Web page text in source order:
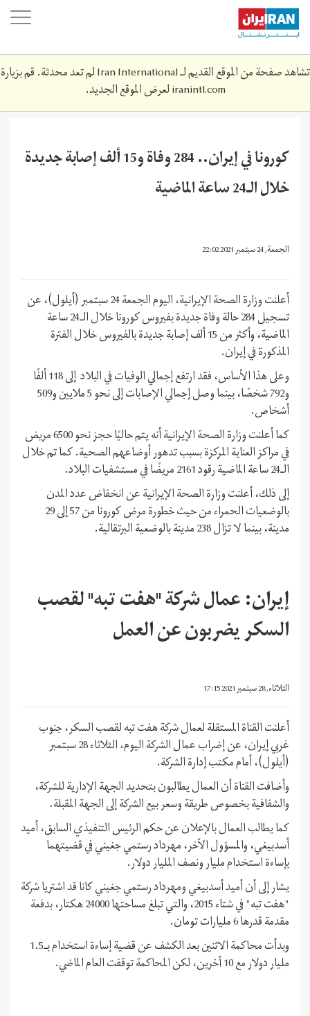
Skip
main
content
تشاهد صفحة من الموقع القديم لـ Iran International لم تعد محدثة. قم بزيارة
iranintl.comلعرض الموقع الجديد.
كورونا في إيران.. 284 وفاة و15 ألف إصابة جديدة
خلال الـ24 ساعة الماضية
الجمعة, 24 سبتمبر 2021 22:02
أعلنت وزارة الصحة الإيرانية، اليوم الجمعة 24 سبتمبر (أيلول)، عن
تسجيل 284 حالة وفاة جديدة بفيروس كورونا خلال الـ24 ساعة
الماضية، وأكثر من 15 ألف إصابة جديدة بالفيروس خلال الفترة
المذكورة في إيران.
وعلى هذا الأساس، فقد ارتفع إجمالي الوفيات في البلاد إلى 118 ألفًا
و792 شخصًا، بينما وصل إجمالي الإصابات إلى نحو 5 ملايين و509
أشخاص.
كما أعلنت وزارة الصحة الإيرانية أنه يتم حاليًا حجز نحو 6500 مريض
في مراكز العناية المركزة بسبب تدهور أوضاعهم الصحية. كما تم خلال
الـ24 ساعة الماضية رقود 2161 مريضًا في مستشفيات البلاد.
إلى ذلك، أعلنت وزارة الصحة الإيرانية عن انخفاض عدد المدن
بالوضعيات الحمراء من حيث خطورة مرض كورونا من 57 إلى 29
مدينة، بينما لا تزال 238 مدينة بالوضعية البرتقالية.
إيران: عمال شركة "هفت تبه" لقصب
السكر يضربون عن العمل
الثلاثاء, 28 سبتمبر 2021 17:15
أعلنت القناة المستقلة لعمال شركة هفت تبه لقصب السكر، جنوب
غربي إيران، عن إضراب عمال الشركة اليوم، الثلاثاء 28 سبتمبر
(أيلول)، أمام مكتب إدارة الشركة.
وأضافت القناة أن العمال يطالبون بتحديد الجهة الإدارية للشركة،
والشفافية بخصوص طريقة وسعر بيع الشركة إلى الجهة المقبلة.
كما يطالب العمال بالإعلان عن حكم الرئيس التنفيذي السابق، أميد
أسدبيغي، والمسؤول الآخر، مهرداد رستمي جغيني في قضيتهما
بإساءة استخدام مليار ونصف المليار دولار.
يشار إلى أن أميد أسدبيغي ومهرداد رستمي جغيني كانا قد اشتريا شركة
"هفت تبه" في شتاء 2015، والتي تبلغ مساحتها 24000 هكتار، بدفعة
مقدمة قدرها 6 مليارات تومان.
وبدأت محاكمة الاثنين بعد الكشف عن قضية إساءة استخدام بـ1.5
مليار دولار مع 10 آخرين، لكن المحاكمة توقفت العام الماضي.